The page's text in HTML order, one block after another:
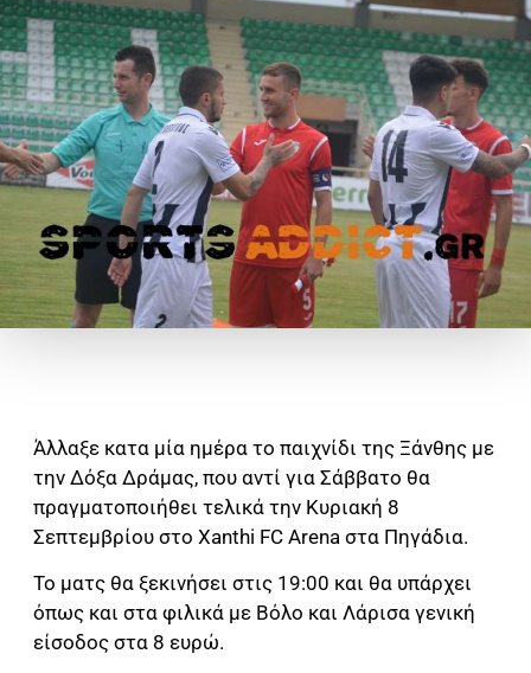
Άλλαξε κατα μία ημέρα το παιχνίδι της Ξάνθης με
την Δόξα Δράμας, που αντί για Σάββατο θα
πραγματοποιήθει τελικά την Κυριακή 8
Σεπτεμβρίου στο Xanthi FC Arena στα Πηγάδια.
Το ματς θα ξεκινήσει στις 19:00 και θα υπάρχει
όπως και στα φιλικά με Βόλο και Λάρισα γενική
είσοδος στα 8 ευρώ.